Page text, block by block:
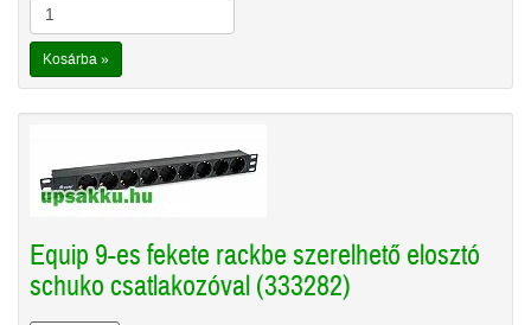
Kosárba »
Equip 9-es fekete rackbe szerelhető elosztó
schuko csatlakozóval (333282)